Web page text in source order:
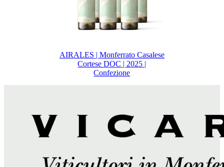
AIRALES | Monferrato Casalese
Cortese DOC | 2025 |
Confezione